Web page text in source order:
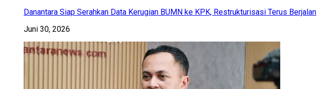
Danantara Siap Serahkan Data Kerugian BUMN ke KPK, Restrukturisasi Terus Berjalan
Juni 30, 2026